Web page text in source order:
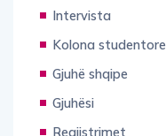
Intervista
Kolona studentore
Gjuhë shqipe
Gjuhësi
Regjistrimet